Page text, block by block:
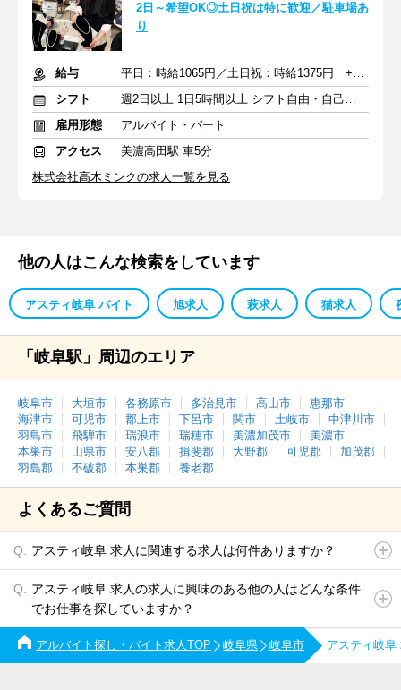
2日～希望OK◎土日祝は特に歓迎／駐車場あ
り
給与
平日：時給1065円／土日祝：時給1375円 +交通費
シフト
週2日以上 1日5時間以上 シフト自由・自己申告
雇用形態
アルバイト・パート
アクセス
美濃高田駅 車5分
株式会社高木ミンクの求人一覧を見る
他の人はこんな検索をしています
アスティ岐阜 バイト 旭求人 萩求人 猫求人
「岐阜駅」周辺のエリア
岐阜市 大垣市 各務原市 多治見市 高山市
恵那市
海津市
可児市 郡上市 下呂市 関市 土岐市
中津川市
羽島市
飛騨市 瑞浪市 瑞穂市 美濃加茂市
美濃市
本巣市
山県市 安八郡 揖斐郡 大野郡 可児郡
加茂郡
羽島郡
不破郡 本巣郡 養老郡
よくあるご質問
アスティ岐阜 求人に関連する求人は何件ありますか？
アスティ岐阜 求人の求人に興味のある他の人はどんな条件
でお仕事を探していますか？
アルバイト探し・バイト求人TOP 岐阜県 岐阜市 アスティ岐阜